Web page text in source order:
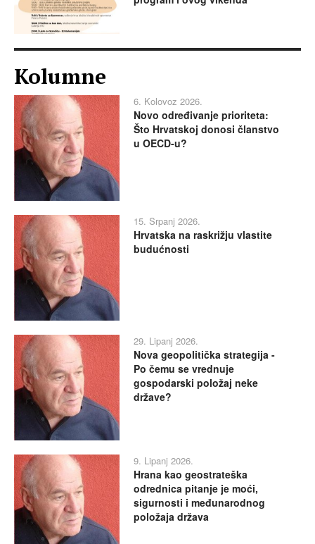
Kolumne
6. Kolovoz 2026.
Novo određivanje prioriteta:
Što Hrvatskoj donosi članstvo
u OECD-u?
15. Srpanj 2026.
Hrvatska na raskrižju vlastite
budućnosti
29. Lipanj 2026.
Nova geopolitička strategija -
Po čemu se vrednuje
gospodarski položaj neke
države?
9. Lipanj 2026.
Hrana kao geostrateška
odrednica pitanje je moći,
sigurnosti i međunarodnog
položaja država